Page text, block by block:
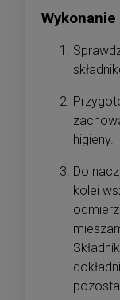
higieny.
Do
kolei